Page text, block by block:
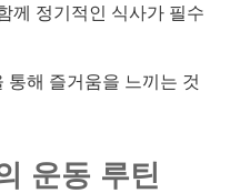
께 정기적인 식사가 필수
통해 즐거움을 느끼는 것
운동 루틴